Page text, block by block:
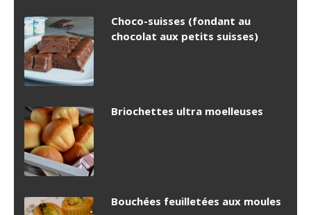
Choco-suisses (fondant au
chocolat aux petits suisses)
Briochettes ultra moelleuses
Bouchées feuilletées aux moules